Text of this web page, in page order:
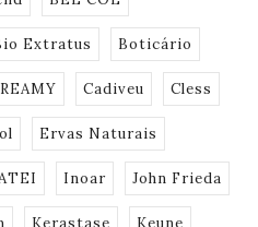
Extratus Boticário
Cadiveu Cless
Ervas Naturais
Inoar John Frieda
Kerastase Keune